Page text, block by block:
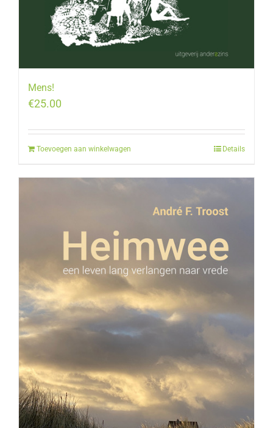
Mens!
€25.00
Toevoegen aan winkelwagen Details